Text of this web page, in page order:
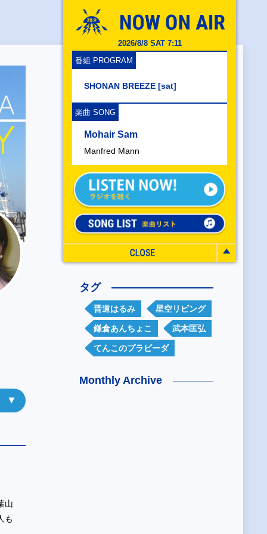
2026/8/8 SAT 7:11
番組 PROGRAM
SHONAN BREEZE [sat]
楽曲 SONG
Mohair Sam
Manfred Mann
山
も
タグ
晋道はるみ 星空リビング
鎌倉あんちょこ 武本匡弘
てんこのプラビーダ
Monthly Archive